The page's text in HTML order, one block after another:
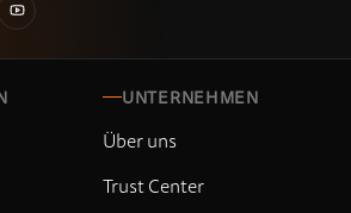
UNTERNEHMEN
Über uns
Trust Center